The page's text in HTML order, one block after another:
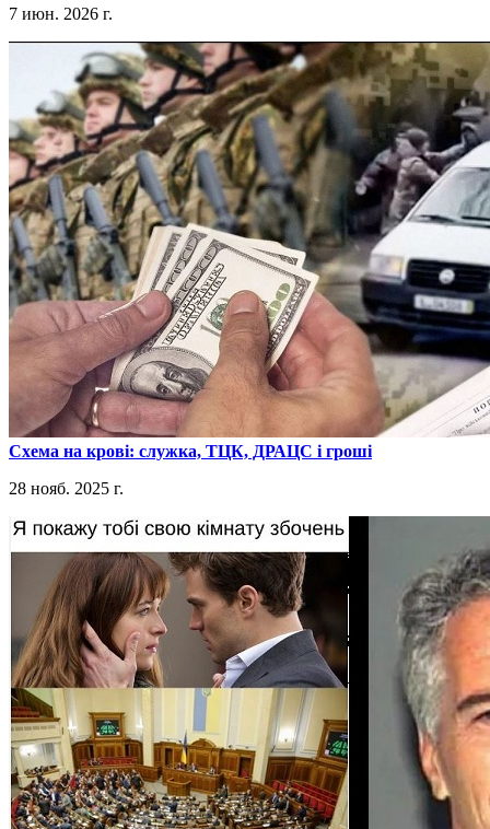
7 июн. 2026 г.
​Схема на крові: служка, ТЦК, ДРАЦС і гроші
28 нояб. 2025 г.